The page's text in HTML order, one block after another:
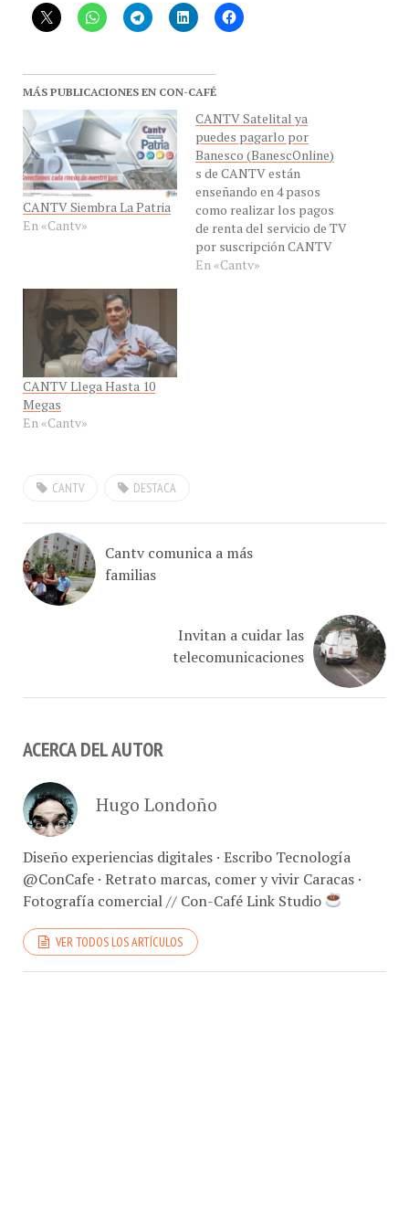
MÁS PUBLICACIONES EN CON-CAFÉ
CANTV Siembra La Patria
En «Cantv»
puedes pagarlo por
Banesco (BanescOnline)
s de CANTV están
enseñando en 4 pasos
como realizar los pagos
de renta del servicio de TV
por suscripción CANTV
Satelital en esta
publicación de Instagram
En «Cantv»
CANTV Llega Hasta 10
Megas
En «Cantv»
familias
telecomunicaciones
Diseño experiencias digitales · Escribo Tecnología
@ConCafe · Retrato marcas, comer y vivir Caracas ·
Fotografía comercial // Con-Café Link Studio
VER TODOS LOS ARTÍCULOS